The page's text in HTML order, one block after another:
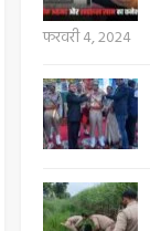
फरवरी 4, 2024